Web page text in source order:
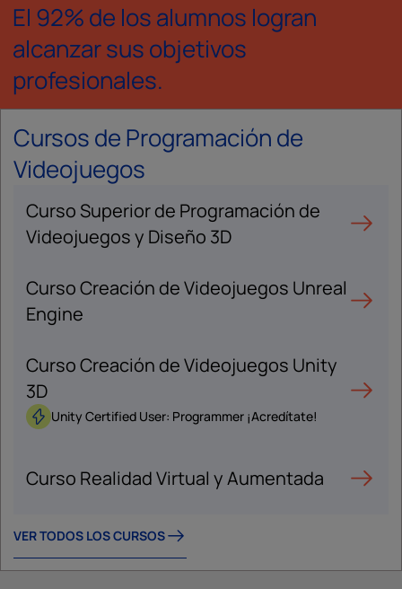
El 92% de los alumnos logran
alcanzar sus objetivos
profesionales.
Cursos de Programación de
Videojuegos
Curso Superior de Programación de
Videojuegos y Diseño 3D
Curso Creación de Videojuegos Unreal
Engine
Curso Creación de Videojuegos Unity
3D
Unity Certified User: Programmer ¡Acredítate!
Curso Realidad Virtual y Aumentada
VER TODOS LOS CURSOS